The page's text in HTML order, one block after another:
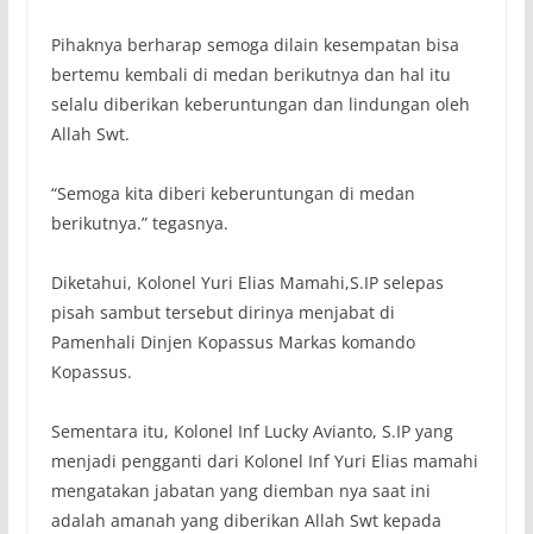
Pihaknya berharap semoga dilain kesempatan bisa
bertemu kembali di medan berikutnya dan hal itu
selalu diberikan keberuntungan dan lindungan oleh
Allah Swt.
“Semoga kita diberi keberuntungan di medan
berikutnya.” tegasnya.
Diketahui, Kolonel Yuri Elias Mamahi,S.IP selepas
pisah sambut tersebut dirinya menjabat di
Pamenhali Dinjen Kopassus Markas komando
Kopassus.
Sementara itu, Kolonel Inf Lucky Avianto, S.IP yang
menjadi pengganti dari Kolonel Inf Yuri Elias mamahi
mengatakan jabatan yang diemban nya saat ini
adalah amanah yang diberikan Allah Swt kepada